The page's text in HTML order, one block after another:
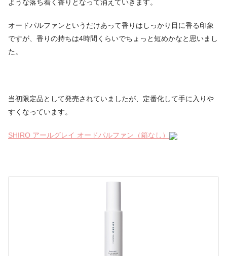
ような落ち着く香りとなって消えていきます。
オードパルファンというだけあって香りはしっかり目に香る印象
ですが、香りの持ちは4時間くらいでちょっと短めかなと思いまし
た。
当初限定品として発売されていましたが、定番化して手に入りや
すくなっています。
SHIRO アールグレイ オードパルファン（箱なし）